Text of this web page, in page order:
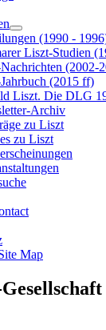
(1990 -
Liszt-Studien
(2002-
(2015 ff)
Liszt. Die DLG
Archiv
zu Liszt
zu Liszt
Map